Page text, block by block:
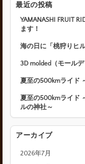
最近の投稿
YAMANASHI FRUIT
ます！
海の日に「桃狩りヒ
3D molded（モール
夏至の500kmライド
夏至の500kmライド
ルの神社～
アーカイブ
2026年7月